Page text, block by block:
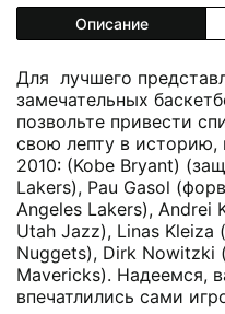
Описание
Для лучшего
замечательных
позвольте привести
свою лепту в историю,
2010: (Kobe Bryant)
Lakers), Pau Gasol
Angeles Lakers), Andrei
Utah Jazz), Linas Kleiza
Nuggets), Dirk Nowitzki
Mavericks). Надеемся,
впечатлились сами